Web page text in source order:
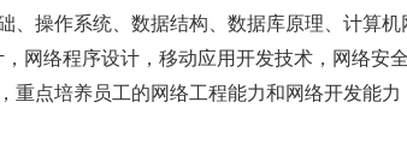
、操作系统、数据结构、数据库原理、计算机
网络程序设计，移动应用开发技术，网络安全
重点培养员工的网络工程能力和网络开发能